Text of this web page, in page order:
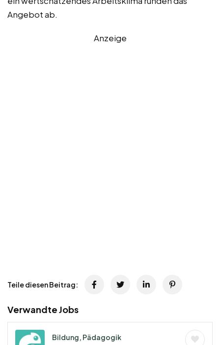
Angebot ab.
Anzeige
Teile diesen Beitrag:
Verwandte Jobs
Bildung, Pädagogik